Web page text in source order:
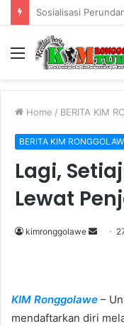
Menu
Home / BERITA KIM
BERITA KIM
Lagi,
Lewat
kimronggolawe
a
n
KIM Ronggolawe –
mendaftarkan diri